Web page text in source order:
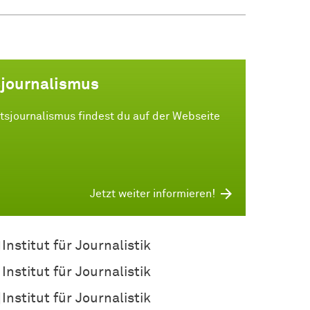
findest du auf der Webseite
Jetzt weiter informieren!
Institut für Journalistik
Institut für Journalistik
Institut für Journalistik